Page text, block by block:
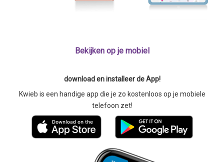
Bekijken op je mobiel
download en installeer de App!
Kwieb is een handige app die je zo kostenloos op je mobiele
telefoon zet!